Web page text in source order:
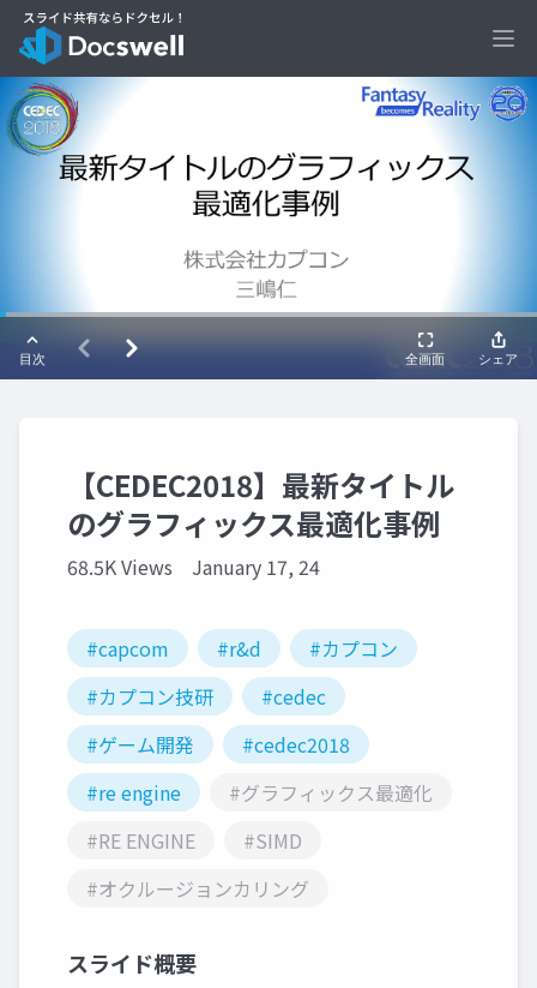
【CEDEC2018】最新タイトル
のグラフィックス最適化事例
68.5K Views January 17, 24
#capcom #r&d
#カプコン
#カプコン技研
#cedec
#ゲーム開発
#cedec2018
#re engine
#グラフィックス最適化
#RE ENGINE
#SIMD
#オクルージョンカリング
スライド概要